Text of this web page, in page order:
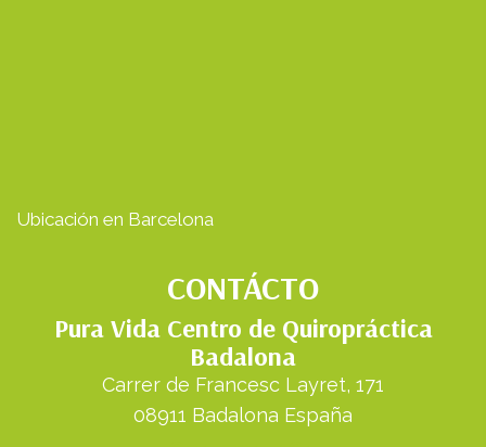
Ubicación en Barcelona
CONTÁCTO
Pura Vida Centro de Quiropráctica
Badalona
Carrer de Francesc Layret, 171
08911 Badalona España